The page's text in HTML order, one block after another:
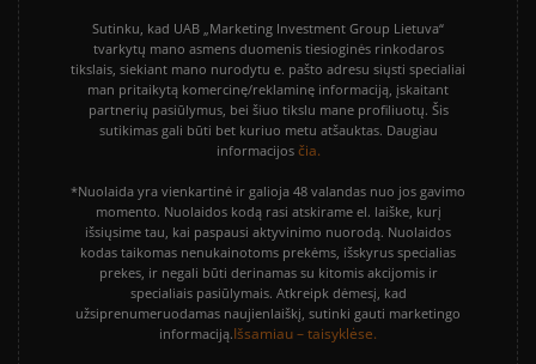
Sutinku, kad UAB „Marketing Investment Group Lietuva“
tvarkytų mano asmens duomenis tiesioginės rinkodaros
tikslais, siekiant mano nurodytu e. pašto adresu siųsti specialiai
man pritaikytą komercinę/reklaminę informaciją, įskaitant
partnerių pasiūlymus, bei šiuo tikslu mane profiliuotų. Šis
sutikimas gali būti bet kuriuo metu atšauktas. Daugiau
informacijos čia.
*Nuolaida yra vienkartinė ir galioja 48 valandas nuo jos gavimo
momento. Nuolaidos kodą rasi atskirame el. laiške, kurį
išsiųsime tau, kai paspausi aktyvinimo nuorodą. Nuolaidos
kodas taikomas nenukainotoms prekėms, išskyrus specialias
prekes, ir negali būti derinamas su kitomis akcijomis ir
specialiais pasiūlymais. Atkreipk dėmesį, kad
užsiprenumeruodamas naujienlaiškį, sutinki gauti marketingo
informaciją.Išsamiau – taisyklėse.